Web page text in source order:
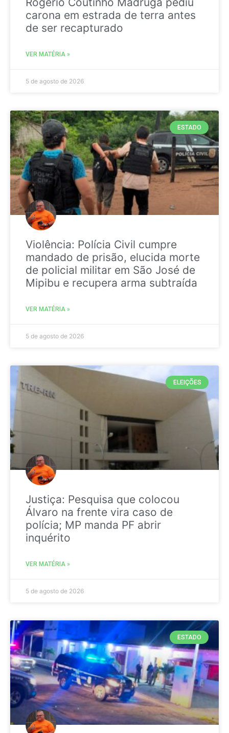
carona em estrada de terra antes
de ser recapturado
VER MATÉRIA »
5 de agosto de 2026
ESTADO
Violência: Polícia Civil cumpre
mandado de prisão, elucida morte
de policial militar em São José de
Mipibu e recupera arma subtraída
VER MATÉRIA »
5 de agosto de 2026
ELEIÇÕES
Justiça: Pesquisa que colocou
Álvaro na frente vira caso de
polícia; MP manda PF abrir
inquérito
VER MATÉRIA »
5 de agosto de 2026
ESTADO